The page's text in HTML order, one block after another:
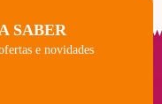
SABER
e novidades